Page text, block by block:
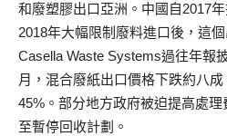
和廢塑膠出口亞洲。中國自2017
2018年大幅限制廢料進口後，這
Casella Waste Systems過往年報
月，混合廢紙出口價格下跌約八
45%。部分地方政府被迫提高處
至暫停回收計劃。